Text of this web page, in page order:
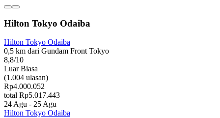
Hilton Tokyo Odaiba
Hilton Tokyo Odaiba
0,5 km dari Gundam Front Tokyo
8,8/10
Luar Biasa
(1.004 ulasan)
Rp4.000.052
total Rp5.017.443
24 Agu - 25 Agu
Hilton Tokyo Odaiba